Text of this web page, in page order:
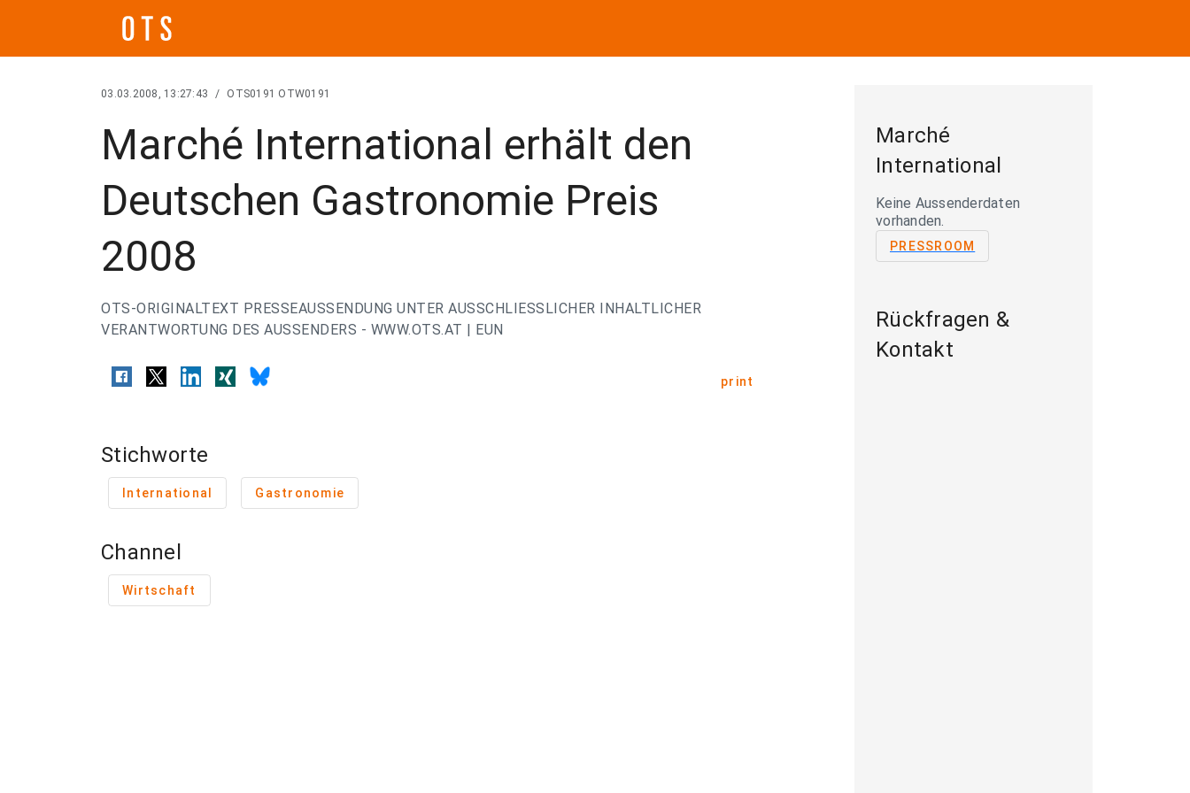
03.03.2008, 13:27:43 / OTS0191 OTW0191
Marché International erhält den
Deutschen Gastronomie Preis
2008
OTS-ORIGINALTEXT PRESSEAUSSENDUNG UNTER AUSSCHLIESSLICHER INHALTLICHER
VERANTWORTUNG DES AUSSENDERS - WWW.OTS.AT | EUN
print
Stichworte
International Gastronomie
Channel
Wirtschaft
Marché
International
Keine Aussenderdaten
vorhanden.
PRESSROOM
Rückfragen &
Kontakt